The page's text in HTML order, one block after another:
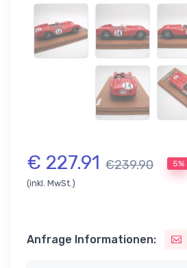
€ 227.91 €239.90 5%
(inkl. MwSt.)
Anfrage Informationen: